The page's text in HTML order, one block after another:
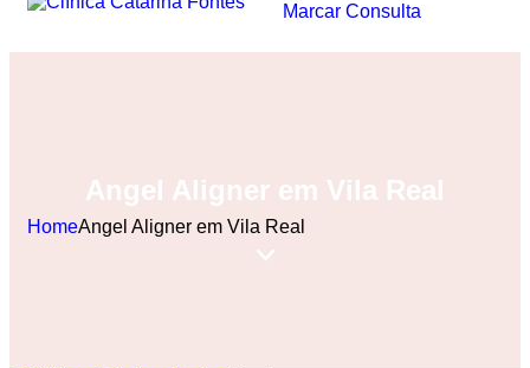
Marcar Consulta
Angel Aligner em Vila Real
HomeAngel Aligner em Vila Real